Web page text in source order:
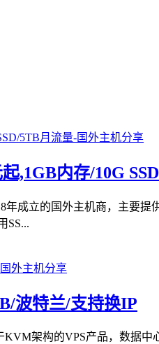
,1GB内存/10G
年成立的国外主机商，主要
SS...
波特兰/支持换IP
架构的VPS产品，数据